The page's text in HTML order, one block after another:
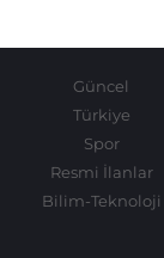
Güncel
Türkiye
Spor
Resmi İlanlar
Bilim-Teknoloji